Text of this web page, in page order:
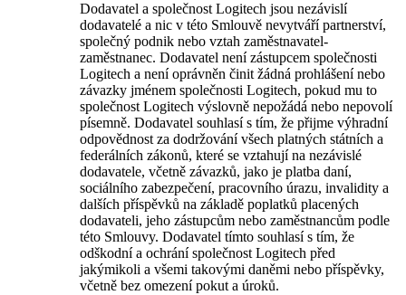
Dodavatel a společnost Logitech jsou nezávislí
dodavatelé a nic v této Smlouvě nevytváří partnerství,
společný podnik nebo vztah zaměstnavatel-
zaměstnanec. Dodavatel není zástupcem společnosti
Logitech a není oprávněn činit žádná prohlášení nebo
závazky jménem společnosti Logitech, pokud mu to
společnost Logitech výslovně nepožádá nebo nepovolí
písemně. Dodavatel souhlasí s tím, že přijme výhradní
odpovědnost za dodržování všech platných státních a
federálních zákonů, které se vztahují na nezávislé
dodavatele, včetně závazků, jako je platba daní,
sociálního zabezpečení, pracovního úrazu, invalidity a
dalších příspěvků na základě poplatků placených
dodavateli, jeho zástupcům nebo zaměstnancům podle
této Smlouvy. Dodavatel tímto souhlasí s tím, že
odškodní a ochrání společnost Logitech před
jakýmikoli a všemi takovými daněmi nebo příspěvky,
včetně bez omezení pokut a úroků.